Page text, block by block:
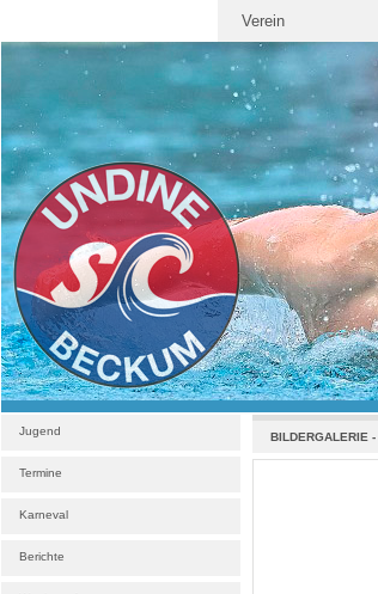
Verein
Jugend
Termine
Karneval
Berichte
BILDERGALERIE -